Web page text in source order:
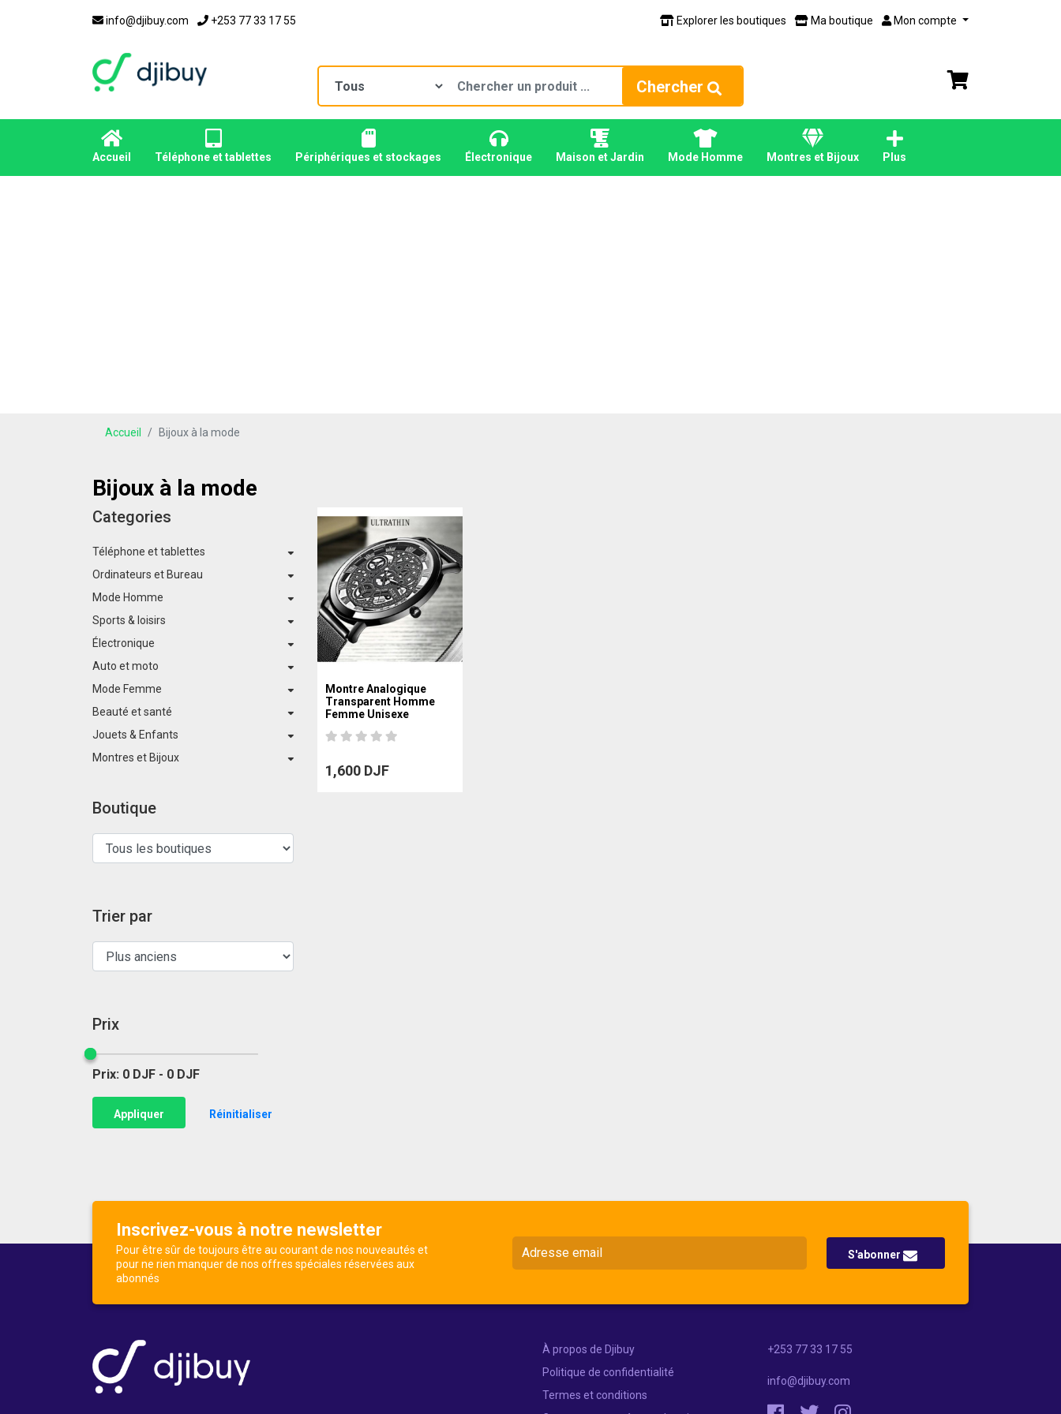
info@djibuy.com +253 77 33 17 55 Explorer les boutiques Ma boutique Mon compte
Chercher
Accueil Téléphone et tablettes Périphériques et stockages Électronique Maison et Jardin Mode Homme Montres et Bijoux Plus
Accueil Bijoux à la mode
Bijoux à la mode
Categories
Téléphone et tablettes
Ordinateurs et Bureau
Mode Homme
Sports & loisirs
Électronique
Auto et moto
Mode Femme
Beauté et santé
Jouets & Enfants
Montres et Bijoux
Boutique
Trier par
Prix
Prix: 0 DJF - 0 DJF
Appliquer Réinitialiser
Montre Analogique
Transparent Homme
Femme Unisexe
1,600 DJF
Inscrivez-vous à notre newsletter
Pour être sûr de toujours être au courant de nos nouveautés et
pour ne rien manquer de nos offres spéciales réservées aux
abonnés
S'abonner
À propos de Djibuy
Politique de confidentialité
Termes et conditions
+253 77 33 17 55
info@djibuy.com